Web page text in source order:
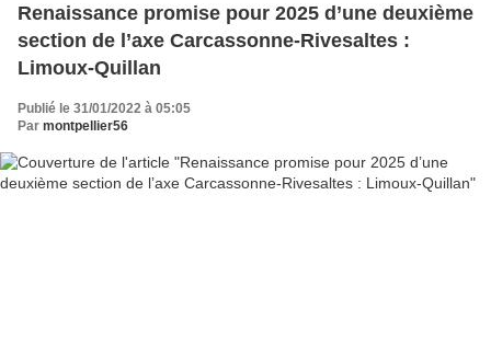
Renaissance promise pour 2025 d’une deuxième
section de l’axe Carcassonne-Rivesaltes :
Limoux-Quillan
Publié le 31/01/2022 à 05:05
Par montpellier56